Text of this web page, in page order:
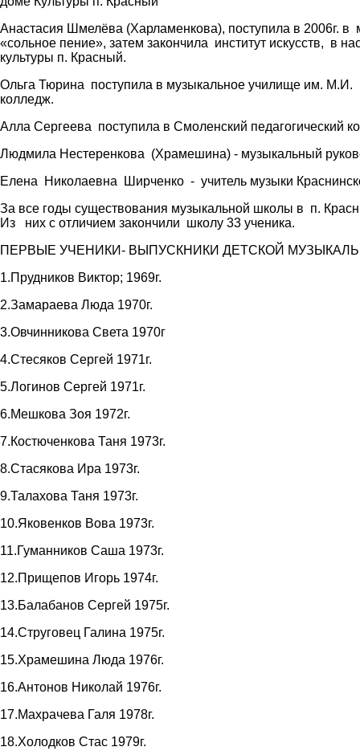
Анастасия Шмелёва (Харламенкова), поступила в 2006г.
«сольное пение», затем закончила институт искусств, в
культуры п. Красный.
Ольга Тюрина поступила в музыкальное училище им. М.И.
колледж.
Алла Сергеева поступила в Смоленский педагогический
Людмила Нестеренкова (Храмешина) - музыкальный
Елена Николаевна Ширченко - учитель музыки
За все годы существования музыкальной школы в п.
Из них с отличием закончили школу 33 ученика.
ПЕРВЫЕ УЧЕНИКИ- ВЫПУСКНИКИ ДЕТСКОЙ
1.Прудников Виктор; 1969г.
2.Замараева Люда 1970г.
3.Овчинникова Света 1970г
4.Стесяков Сергей 1971г.
5.Логинов Сергей 1971г.
6.Мешкова Зоя 1972г.
7.Костюченкова Таня 1973г.
8.Стасякова Ира 1973г.
9.Талахова Таня 1973г.
10.Яковенков Вова 1973г.
11.Гуманников Саша 1973г.
12.Прищепов Игорь 1974г.
13.Балабанов Сергей 1975г.
14.Струговец Галина 1975г.
15.Храмешина Люда 1976г.
16.Антонов Николай 1976г.
17.Махрачева Галя 1978г.
18.Холодков Стас 1979г.